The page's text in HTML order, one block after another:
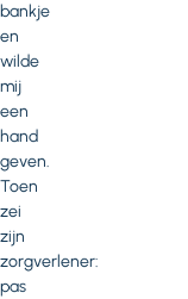
bankje
en
wilde
mij
een
hand
geven.
Toen
zei
zijn
zorgverlener:
pas